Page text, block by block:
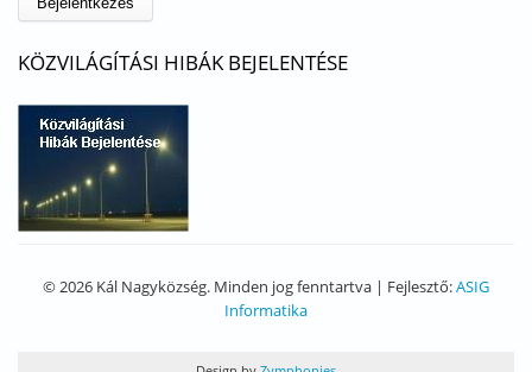
KÖZVILÁGÍTÁSI HIBÁK BEJELENTÉSE
© 2026 Kál Nagyközség. Minden jog fenntartva | Fejlesztő:ASIG
Informatika